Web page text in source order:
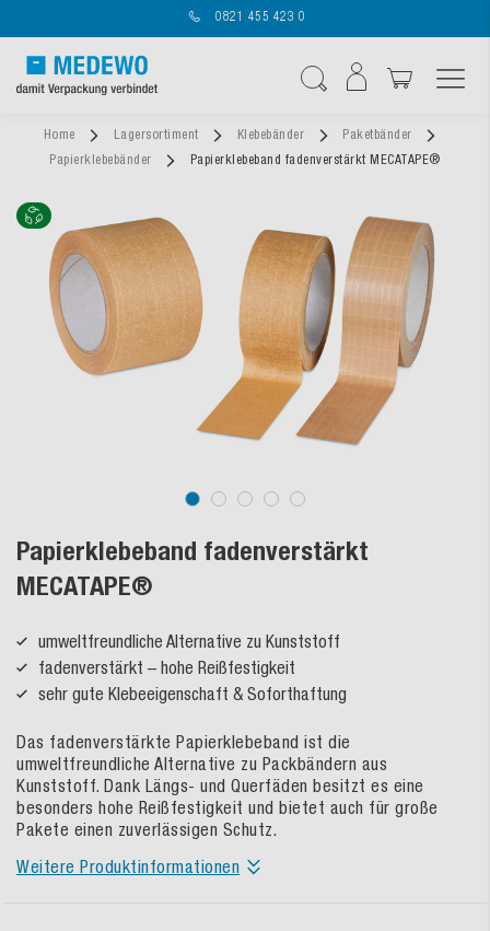
0821 455 423 0
Home Lagersortiment Klebebänder
Paketbänder
Papierklebebänder
Papierklebeband fadenverstärkt MECATAPE®
Papierklebeband fadenverstärkt
MECATAPE®
umweltfreundliche Alternative zu Kunststoff
fadenverstärkt – hohe Reißfestigkeit
sehr gute Klebeeigenschaft & Soforthaftung
Das fadenverstärkte Papierklebeband ist die
umweltfreundliche Alternative zu Packbändern aus
Kunststoff. Dank Längs- und Querfäden besitzt es eine
besonders hohe Reißfestigkeit und bietet auch für große
Pakete einen zuverlässigen Schutz.
Weitere Produktinformationen